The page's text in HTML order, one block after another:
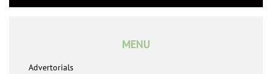
MENU
Advertorials